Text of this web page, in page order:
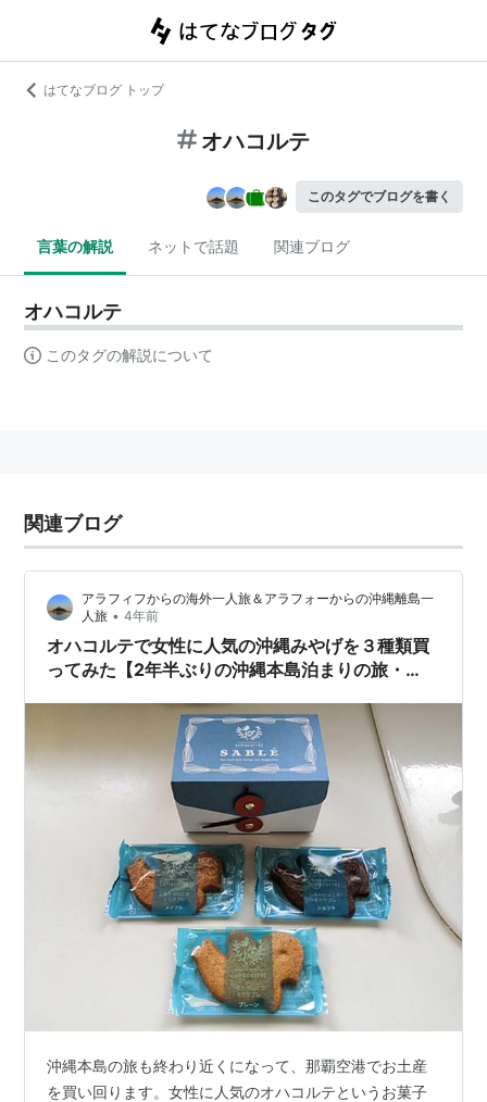
はてなブログ トップ
オハコルテ
このタグでブログを書く
言葉の解説 ネットで話題 関連ブログ
オハコルテ
このタグの解説について
関連ブログ
アラフィフからの海外一人旅＆アラフォーからの沖縄離島一
人旅 • 4年前
オハコルテで女性に人気の沖縄みやげを３種類買
ってみた【2年半ぶりの沖縄本島泊まりの旅・
沖縄本島の旅も終わり近くになって、那覇空港でお土産
を買い回ります。女性に人気のオハコルテというお菓子